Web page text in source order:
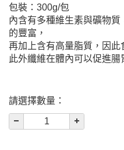
包裝：300g/包
內含有多種維生素與礦物
的豐富，
再加上含有高量脂質，因此
此外纖維在體內可以促進腸
請選擇數量：